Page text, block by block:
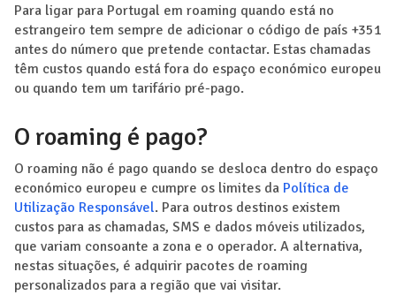
Para ligar para Portugal em roaming quando está no
estrangeiro tem sempre de adicionar o código de país +351
antes do número que pretende contactar. Estas chamadas
têm custos quando está fora do espaço económico europeu
ou quando tem um tarifário pré-pago.
O roaming é pago?
O roaming não é pago quando se desloca dentro do espaço
económico europeu e cumpre os limites da Política de
Utilização Responsável. Para outros destinos existem
custos para as chamadas, SMS e dados móveis utilizados,
que variam consoante a zona e o operador. A alternativa,
nestas situações, é adquirir pacotes de roaming
personalizados para a região que vai visitar.